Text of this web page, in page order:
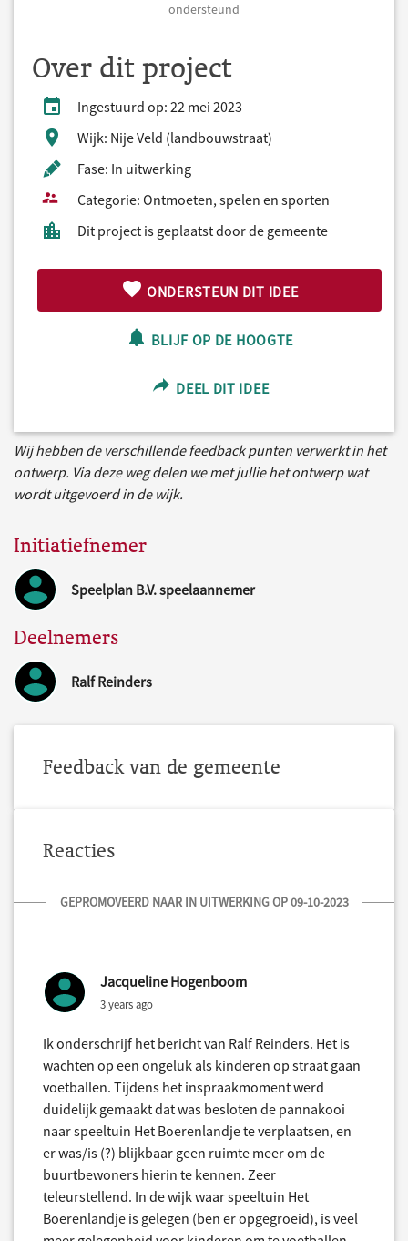
ondersteund
Over dit project
Ingestuurd op: 22 mei 2023
Wijk: Nije Veld (landbouwstraat)
Fase: In uitwerking
Categorie: Ontmoeten, spelen en sporten
Dit project is geplaatst door de gemeente
ONDERSTEUN DIT IDEE
BLIJF OP DE HOOGTE
DEEL DIT IDEE
Wij hebben de verschillende feedback punten verwerkt in het
ontwerp. Via deze weg delen we met jullie het ontwerp wat
wordt uitgevoerd in de wijk.
Initiatiefnemer
Speelplan B.V. speelaannemer
Deelnemers
Ralf Reinders
Feedback van de gemeente
Reacties
GEPROMOVEERD NAAR IN UITWERKING OP 09-10-2023
Jacqueline Hogenboom
3 years ago
Ik onderschrijf het bericht van Ralf Reinders. Het is
wachten op een ongeluk als kinderen op straat gaan
voetballen. Tijdens het inspraakmoment werd
duidelijk gemaakt dat was besloten de pannakooi
naar speeltuin Het Boerenlandje te verplaatsen, en
er was/is (?) blijkbaar geen ruimte meer om de
buurtbewoners hierin te kennen. Zeer
teleurstellend. In de wijk waar speeltuin Het
Boerenlandje is gelegen (ben er opgegroeid), is veel